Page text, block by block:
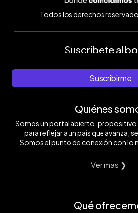
Todos los derechos
Suscríbete al
Suscribirme
Quiénes
Somos un portal abierto, propositivo
para reflejar a un país que avanza,
Somos el punto de conexión con lo
Ver mas ❯
Qué